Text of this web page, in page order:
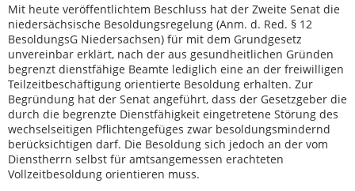
Mit heute veröffentlichtem Beschluss hat der Zweite Senat die
niedersächsische Besoldungsregelung (Anm. d. Red. § 12
BesoldungsG Niedersachsen) für mit dem Grundgesetz
unvereinbar erklärt, nach der aus gesundheitlichen Gründen
begrenzt dienstfähige Beamte lediglich eine an der freiwilligen
Teilzeitbeschäftigung orientierte Besoldung erhalten. Zur
Begründung hat der Senat angeführt, dass der Gesetzgeber die
durch die begrenzte Dienstfähigkeit eingetretene Störung des
wechselseitigen Pflichtengefüges zwar besoldungsmindernd
berücksichtigen darf. Die Besoldung sich jedoch an der vom
Dienstherrn selbst für amtsangemessen erachteten
Vollzeitbesoldung orientieren muss.